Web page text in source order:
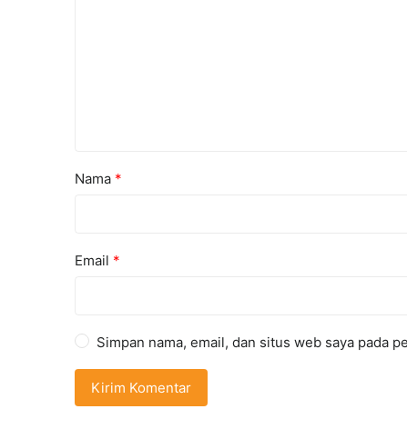
Nama *
Email *
Simpan nama, email, dan situs web saya pada